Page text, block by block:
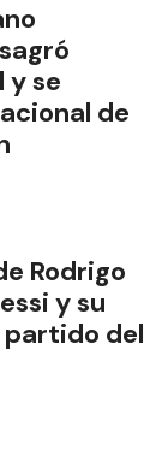
y se
de
Rodrigo
y su
del